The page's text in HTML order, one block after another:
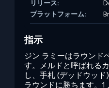
リリース:
プラットフォーム:
指示
ジン ラミーはラウンド
す。メルドと呼ばれる
し、手札 (デッドウッ
ラウンドに勝ちます。1